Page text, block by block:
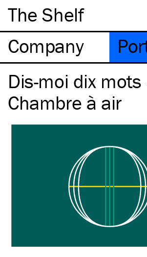
The Shelf
Company
Dis-moi dix mots
Chambre à air